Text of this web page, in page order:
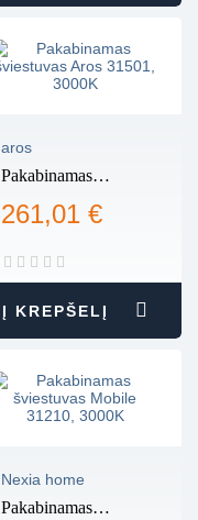
aros
Pakabinamas
31501, 3000K
261,01 €
Į KREPŠELĮ
Nexia home
Pakabinamas